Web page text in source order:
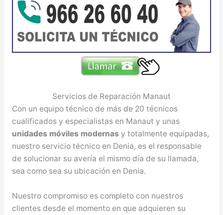
Servicios de Reparación Manaut
Con un equipo técnico de más de 20 técnicos
cualificados y especialistas en Manaut y unas
unidades móviles modernas y totalmente equipadas,
nuestro servicio técnico en Denia, es el responsable
de solucionar su avería el mismo día de su llamada,
sea como sea su ubicación en Denia.
Nuestro compromiso es completo con nuestros
clientes desde el momento en que adquieren su